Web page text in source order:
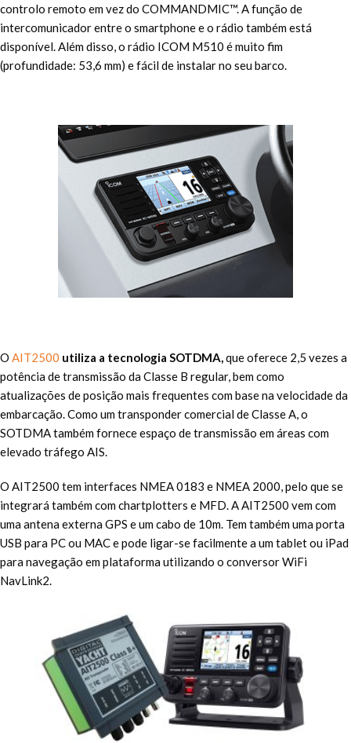
controlo remoto em vez do COMMANDMIC™. A função de
intercomunicador entre o smartphone e o rádio também está
disponível. Além disso, o rádio ICOM M510 é muito fim
(profundidade: 53,6 mm) e fácil de instalar no seu barco.
O AIT2500 utiliza a tecnologia SOTDMA,que oferece 2,5 vezes a
potência de transmissão da Classe B regular, bem como
atualizações de posição mais frequentes com base na velocidade da
embarcação. Como um transponder comercial de Classe A, o
SOTDMA também fornece espaço de transmissão em áreas com
elevado tráfego AIS.
O AIT2500 tem interfaces NMEA 0183 e NMEA 2000, pelo que se
integrará também com chartplotters e MFD. A AIT2500 vem com
uma antena externa GPS e um cabo de 10m. Tem também uma porta
USB para PC ou MAC e pode ligar-se facilmente a um tablet ou iPad
para navegação em plataforma utilizando o conversor WiFi
NavLink2.